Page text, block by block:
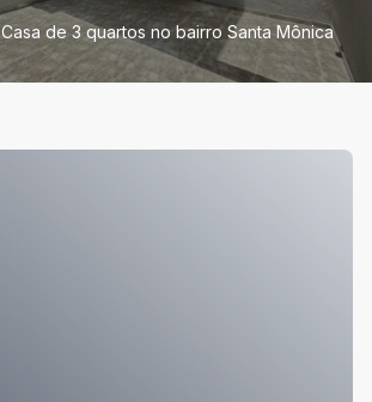
Casa de 3 quartos no bairro Santa Mônica